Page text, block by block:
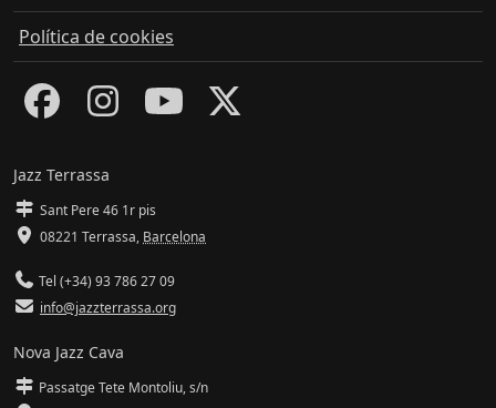
Política de cookies
Jazz Terrassa
Sant Pere 46 1r pis
08221 Terrassa, Barcelona
Tel (+34) 93 786 27 09
info@jazzterrassa.org
Nova Jazz Cava
Passatge Tete Montoliu, s/n